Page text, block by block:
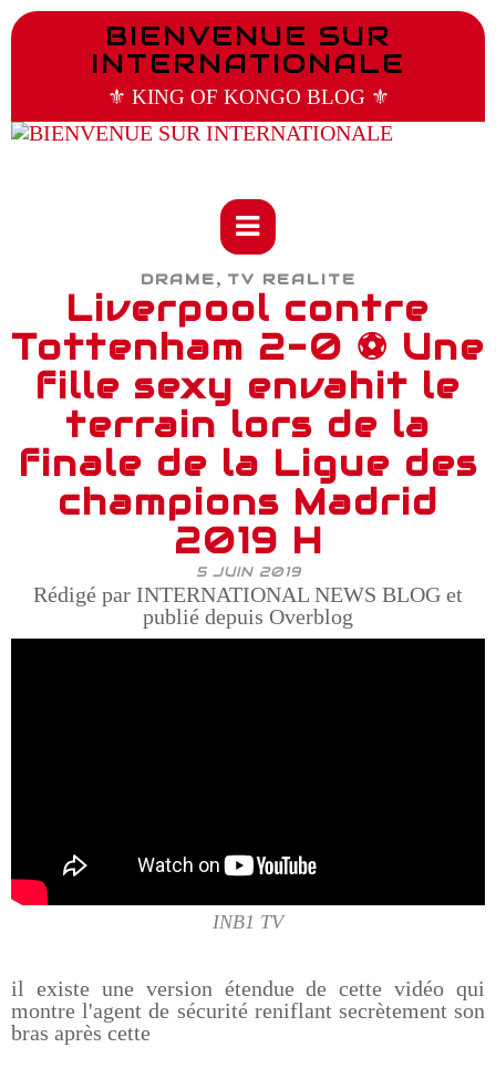
BIENVENUE SUR
INTERNATIONALE
⚜️ KING OF KONGO BLOG ⚜️
DRAME, TV REALITE
Liverpool contre
Tottenham 2-0 ⚽ Une
fille sexy envahit le
terrain lors de la
finale de la Ligue des
champions Madrid
2019 H
5 JUIN 2019
Rédigé par INTERNATIONAL NEWS BLOG et
publié depuis Overblog
INB1 TV
il existe une version étendue de cette vidéo qui
montre l'agent de sécurité reniflant secrètement son
bras après cette